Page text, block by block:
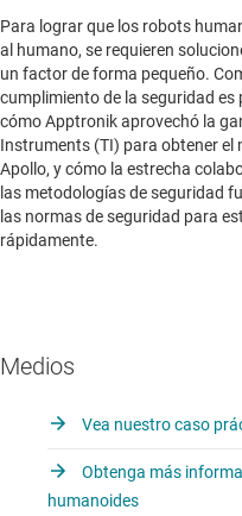
Para lograr que los robots
al humano, se requieren
un factor de forma pequeño.
cumplimiento de la seguridad es
cómo Apptronik aprovechó la
Instruments (TI) para obtener el
Apollo, y cómo la estrecha
las metodologías de seguridad
las normas de seguridad para
rápidamente.
Medios
Vea nuestro caso
Obtenga más
humanoides